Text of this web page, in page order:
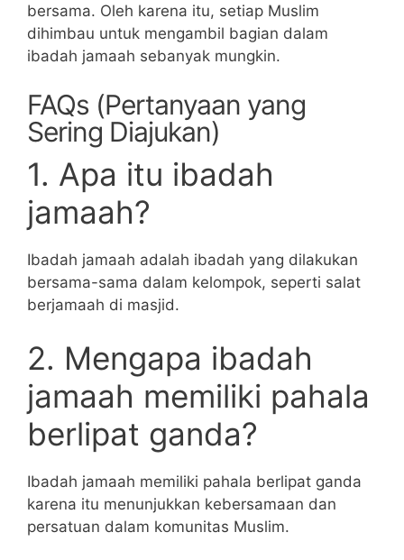
bersama. Oleh karena itu, setiap Muslim
dihimbau untuk mengambil bagian dalam
ibadah jamaah sebanyak mungkin.
FAQs (Pertanyaan yang
Sering Diajukan)
1. Apa itu ibadah
jamaah?
Ibadah jamaah adalah ibadah yang dilakukan
bersama-sama dalam kelompok, seperti salat
berjamaah di masjid.
2. Mengapa ibadah
jamaah memiliki pahala
berlipat ganda?
Ibadah jamaah memiliki pahala berlipat ganda
karena itu menunjukkan kebersamaan dan
persatuan dalam komunitas Muslim.